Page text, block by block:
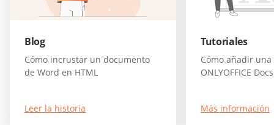
Blog
Cómo incrustar un documento
de Word en HTML
Leer la historia
Tutoriales
Cómo añadir
ONLYOFFICE Docs
Más información